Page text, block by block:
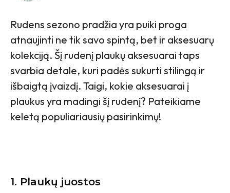
Rudens sezono pradžia yra puiki proga
atnaujinti ne tik savo spintą, bet ir aksesuarų
kolekciją. Šį rudenį plaukų aksesuarai taps
svarbia detale, kuri padės sukurti stilingą ir
išbaigtą įvaizdį. Taigi, kokie aksesuarai į
plaukus yra madingi šį rudenį? Pateikiame
keletą populiariausių pasirinkimų!
1. Plaukų juostos